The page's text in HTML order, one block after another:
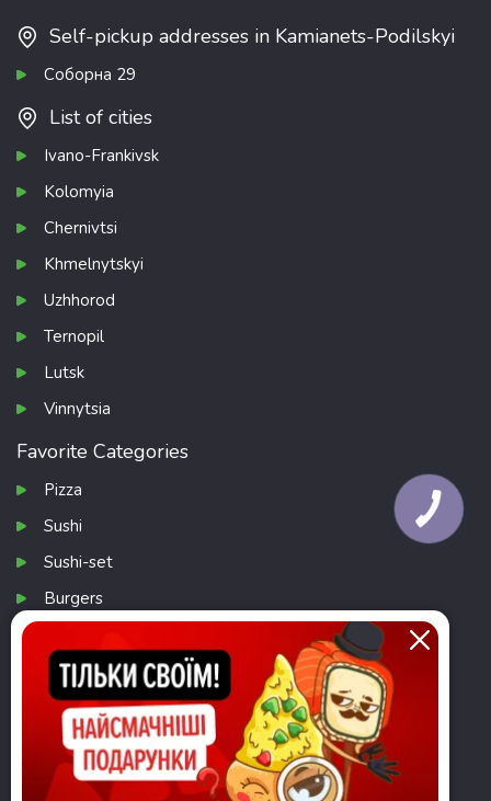
Self-pickup addresses in Kamianets-Podilskyi
Соборна 29
List of cities
Ivano-Frankivsk
Kolomyia
Chernivtsi
Khmelnytskyi
Uzhhorod
Ternopil
Lutsk
Vinnytsia
Favorite Categories
Pizza
Sushi
Sushi-set
Burgers
Download app
КНОПКА
ЗВ'ЯЗКУ